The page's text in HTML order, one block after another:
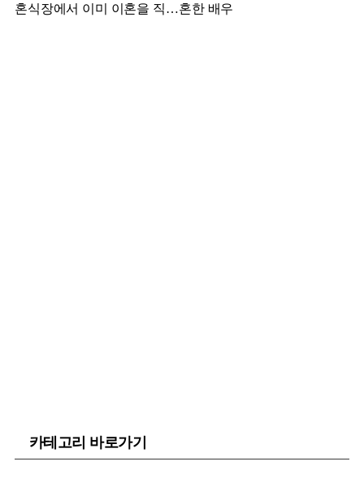
혼식장에서 이미 이혼을 직감혼한 배우
카테고리 바로가기